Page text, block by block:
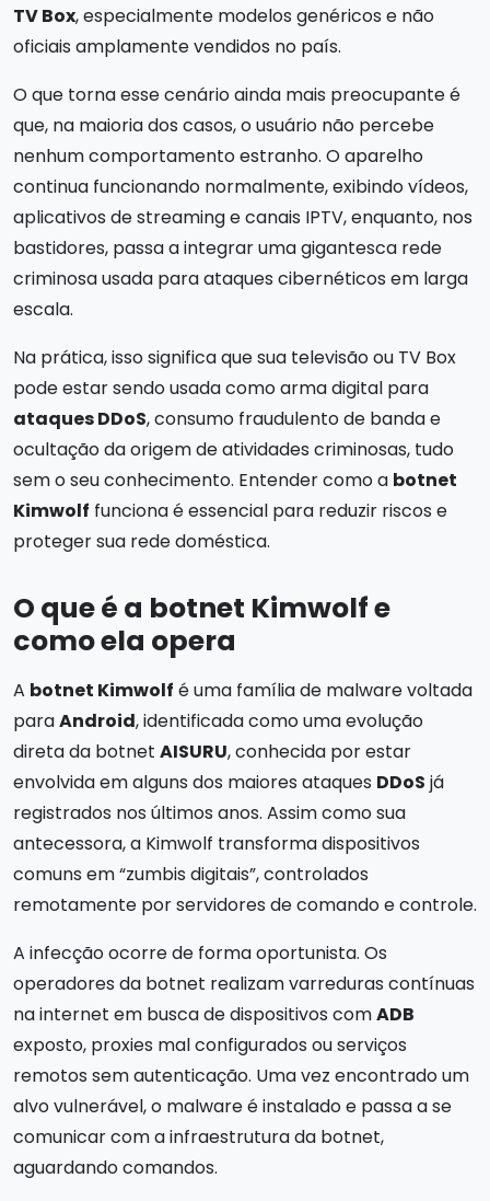
TV Box, especialmente modelos genéricos e não
oficiais amplamente vendidos no país.
O que torna esse cenário ainda mais preocupante é
que, na maioria dos casos, o usuário não percebe
nenhum comportamento estranho. O aparelho
continua funcionando normalmente, exibindo vídeos,
aplicativos de streaming e canais IPTV, enquanto, nos
bastidores, passa a integrar uma gigantesca rede
criminosa usada para ataques cibernéticos em larga
escala.
Na prática, isso significa que sua televisão ou TV Box
pode estar sendo usada como arma digital para
ataques DDoS, consumo fraudulento de banda e
ocultação da origem de atividades criminosas, tudo
sem o seu conhecimento. Entender como a botnet
Kimwolf funciona é essencial para reduzir riscos e
proteger sua rede doméstica.
O que é a botnet Kimwolf e
como ela opera
A botnet Kimwolf é uma família de malware voltada
paraAndroid, identificada como uma evolução
direta da botnet AISURU, conhecida por estar
envolvida em alguns dos maiores ataques DDoS já
registrados nos últimos anos. Assim como sua
antecessora, a Kimwolf transforma dispositivos
comuns em “zumbis digitais”, controlados
remotamente por servidores de comando e controle.
A infecção ocorre de forma oportunista. Os
operadores da botnet realizam varreduras contínuas
na internet em busca de dispositivos comADB
exposto, proxies mal configurados ou serviços
remotos sem autenticação. Uma vez encontrado um
alvo vulnerável, o malware é instalado e passa a se
comunicar com a infraestrutura da botnet,
aguardando comandos.